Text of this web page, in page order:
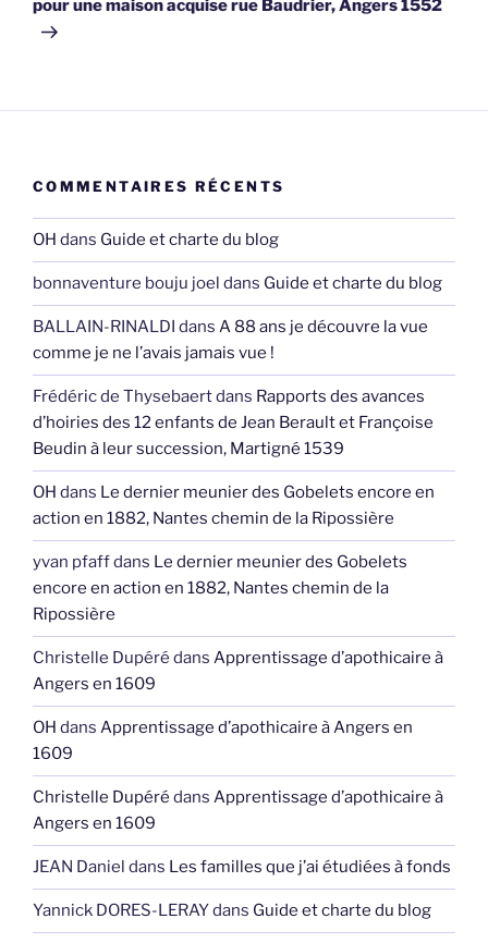
pour une maison acquise rue Baudrier, Angers 1552
COMMENTAIRES RÉCENTS
OH dans Guide et charte du blog
bonnaventure bouju joel dans Guide et charte du blog
BALLAIN-RINALDI dans A 88 ans je découvre la vue
comme je ne l’avais jamais vue !
Frédéric de Thysebaertdans Rapports des avances
d’hoiries des 12 enfants de Jean Berault et Françoise
Beudin à leur succession, Martigné 1539
OH dans Le dernier meunier des Gobelets encore en
action en 1882, Nantes chemin de la Ripossière
yvan pfaffdans Le dernier meunier des Gobelets
encore en action en 1882, Nantes chemin de la
Ripossière
Christelle Dupéré dans Apprentissage d’apothicaire à
Angers en 1609
OH dans Apprentissage d’apothicaire à Angers en
1609
Christelle Dupéré dans Apprentissage d’apothicaire à
Angers en 1609
JEAN Daniel dans Les familles que j’ai étudiées à fonds
Yannick DORES-LERAYdans Guide et charte du blog